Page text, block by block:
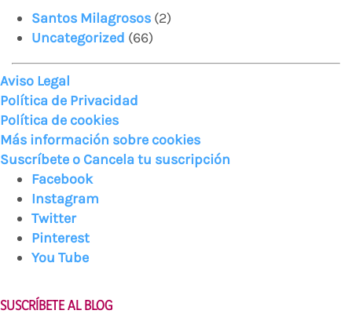
Santos Milagrosos (2)
Uncategorized (66)
Aviso Legal
Política de Privacidad
Política de cookies
Más información sobre cookies
Suscríbete o Cancela tu suscripción
Facebook
Instagram
Twitter
Pinterest
You Tube
SUSCRÍBETE AL BLOG